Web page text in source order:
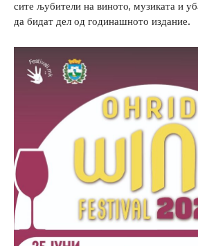
сите љубители на виното, музиката и
да бидат дел од годинашното издание.